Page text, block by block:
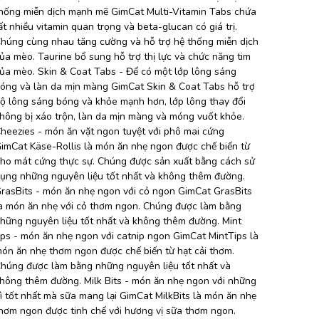
miễn dịch mạnh mẽ GimCat Multi-Vitamin Tabs chứa
nhiều vitamin quan trọng và beta-glucan có giá trị.
cùng nhau tăng cường và hỗ trợ hệ thống miễn dịch
mèo. Taurine bổ sung hỗ trợ thị lực và chức năng tim
mèo. Skin & Coat Tabs - Để có một lớp lông sáng
và làn da mịn màng GimCat Skin & Coat Tabs hỗ trợ
lông sáng bóng và khỏe mạnh hơn, lớp lông thay đổi
bị xáo trộn, làn da mịn màng và móng vuốt khỏe.
- món ăn vặt ngon tuyệt với phô mai cứng
Käse-Rollis là món ăn nhẹ ngon được chế biến từ
mát cứng thực sự. Chúng được sản xuất bằng cách sử
những nguyên liệu tốt nhất và không thêm đường.
- món ăn nhẹ ngon với cỏ ngon GimCat GrasBits
món ăn nhẹ với cỏ thơm ngon. Chúng được làm bằng
nguyên liệu tốt nhất và không thêm đường. Mint
- món ăn nhẹ ngon với catnip ngon GimCat MintTips là
ăn nhẹ thơm ngon được chế biến từ hạt cải thơm.
được làm bằng những nguyên liệu tốt nhất và
thêm đường. Milk Bits - món ăn nhẹ ngon với những
tốt nhất mà sữa mang lại GimCat MilkBits là món ăn nhẹ
ngon được tinh chế với hương vị sữa thơm ngon.